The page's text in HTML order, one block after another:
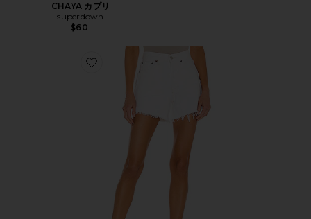
CHAYA カプリ
superdown
$60
Favorite PARKER LONG ショートパンツ